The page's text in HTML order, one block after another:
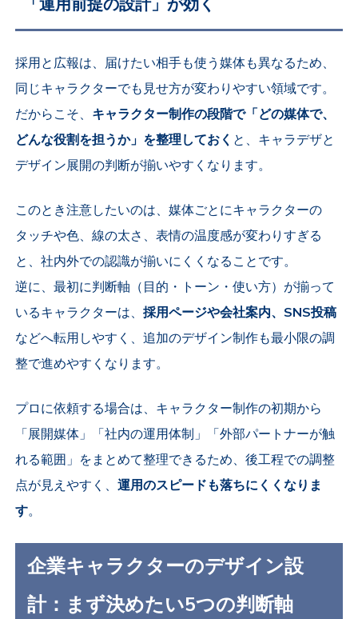
「運用前提の設計」が効く
採用と広報は、届けたい相手も使う媒体も異なるため、
同じキャラクターでも見せ方が変わりやすい領域です。
だからこそ、 キャラクター制作の段階で「どの媒体で、
どんな役割を担うか」を整理しておく と、キャラデザと
デザイン展開の判断が揃いやすくなります。
このとき注意したいのは、媒体ごとにキャラクターの
タッチや色、線の太さ、表情の温度感が変わりすぎる
と、社内外での認識が揃いにくくなることです。
逆に、最初に判断軸（目的・トーン・使い方）が揃って
いるキャラクターは、採用ページや会社案内、SNS投稿
などへ転用しやすく、追加のデザイン制作も最小限の調
整で進めやすくなります。
プロに依頼する場合は、キャラクター制作の初期から
「展開媒体」「社内の運用体制」「外部パートナーが触
れる範囲」をまとめて整理できるため、後工程での調整
点が見えやすく、運用のスピードも落ちにくくなりま
す。
企業キャラクターのデザイン設
計：まず決めたい5つの判断軸